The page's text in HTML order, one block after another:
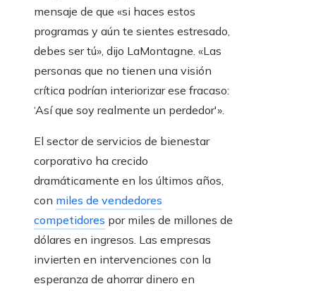
mensaje de que «si haces estos
programas y aún te sientes estresado,
debes ser tú», dijo LaMontagne. «Las
personas que no tienen una visión
crítica podrían interiorizar ese fracaso:
‘Así que soy realmente un perdedor'».
El sector de servicios de bienestar
corporativo ha crecido
dramáticamente en los últimos años,
con miles de vendedores
competidores por miles de millones de
dólares en ingresos. Las empresas
invierten en intervenciones con la
esperanza de ahorrar dinero en